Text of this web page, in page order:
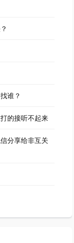
谁？
的接听不起来
分享给非互关